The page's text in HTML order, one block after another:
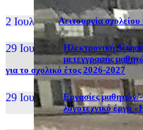
2 Ιουλ, 26 Λειτουργία
29 Ιουν, 26
Ηλεκτρονική
μετεγγραφής
για το σχολικό έτος 2026-2027
29 Ιουν, 26
Εργασίες
λογοτεχνικό έργο